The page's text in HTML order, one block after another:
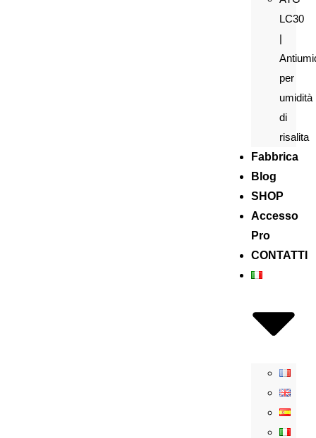
LC30
|
per
umidità
di
risalita
Fabbrica
Blog
SHOP
Accesso
Pro
CONTATTI